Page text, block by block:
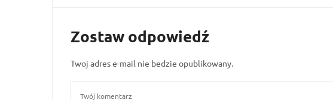
Zostaw odpowiedź
Twoj adres e-mail nie bedzie opublikowany.